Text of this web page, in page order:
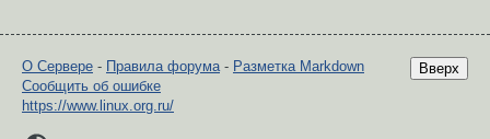
Вверх
О Сервере - Правила форума - Разметка Markdown
Сообщить об ошибке
https://www.linux.org.ru/